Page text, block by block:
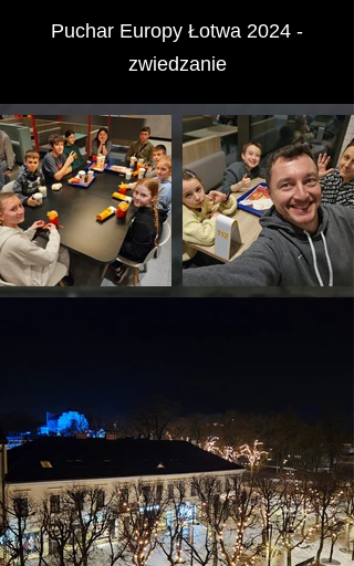
Puchar Europy Łotwa 2024 -
zwiedzanie